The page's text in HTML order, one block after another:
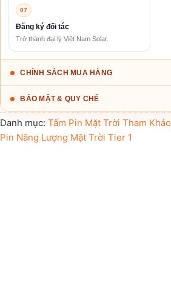
07
Đăng ký đối tác
Trở thành đại lý Việt Nam Solar.
CHÍNH SÁCH MUA HÀNG
BẢO MẬT & QUY CHẾ
Danh mục:Tấm Pin Mặt Trời Tham Khảo
Pin Năng Lượng Mặt Trời Tier 1